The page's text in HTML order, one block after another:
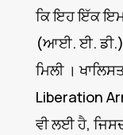
ਕਿ ਇਹ ਇੱਕ
(ਆਈ. ਈ. ਡੀ.)
ਮਿਲੀ ।
Liberation
ਵੀ ਲਈ ਹੈ,